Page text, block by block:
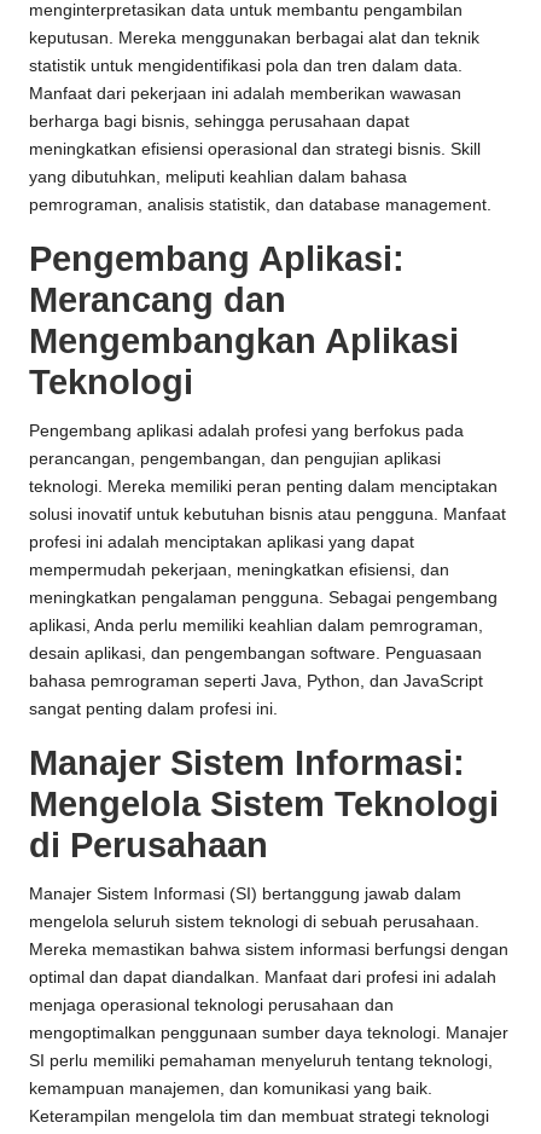
menginterpretasikan data untuk membantu pengambilan
keputusan. Mereka menggunakan berbagai alat dan teknik
statistik untuk mengidentifikasi pola dan tren dalam data.
Manfaat dari pekerjaan ini adalah memberikan wawasan
berharga bagi bisnis, sehingga perusahaan dapat
meningkatkan efisiensi operasional dan strategi bisnis. Skill
yang dibutuhkan, meliputi keahlian dalam bahasa
pemrograman, analisis statistik, dan database management.
Pengembang Aplikasi:
Merancang dan
Mengembangkan Aplikasi
Teknologi
Pengembang aplikasi adalah profesi yang berfokus pada
perancangan, pengembangan, dan pengujian aplikasi
teknologi. Mereka memiliki peran penting dalam menciptakan
solusi inovatif untuk kebutuhan bisnis atau pengguna. Manfaat
profesi ini adalah menciptakan aplikasi yang dapat
mempermudah pekerjaan, meningkatkan efisiensi, dan
meningkatkan pengalaman pengguna. Sebagai pengembang
aplikasi, Anda perlu memiliki keahlian dalam pemrograman,
desain aplikasi, dan pengembangan software. Penguasaan
bahasa pemrograman seperti Java, Python, dan JavaScript
sangat penting dalam profesi ini.
Manajer Sistem Informasi:
Mengelola Sistem Teknologi
di Perusahaan
Manajer Sistem Informasi (SI) bertanggung jawab dalam
mengelola seluruh sistem teknologi di sebuah perusahaan.
Mereka memastikan bahwa sistem informasi berfungsi dengan
optimal dan dapat diandalkan. Manfaat dari profesi ini adalah
menjaga operasional teknologi perusahaan dan
mengoptimalkan penggunaan sumber daya teknologi. Manajer
SI perlu memiliki pemahaman menyeluruh tentang teknologi,
kemampuan manajemen, dan komunikasi yang baik.
Keterampilan mengelola tim dan membuat strategi teknologi